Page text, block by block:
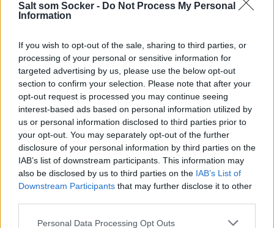
Salt som Socker - Do Not Process My Personal
Information
If you wish to opt-out of the sale, sharing to third parties, or
processing of your personal or sensitive information for
targeted advertising by us, please use the below opt-out
section to confirm your selection. Please note that after your
opt-out request is processed you may continue seeing
interest-based ads based on personal information utilized by
us or personal information disclosed to third parties prior to
your opt-out. You may separately opt-out of the further
disclosure of your personal information by third parties on the
IAB’s list of downstream participants. This information may
also be disclosed by us to third parties on the IAB’s List of
Downstream Participants that may further disclose it to other
Personal Data Processing Opt Outs
DESSERTER,MIDSOMMAR